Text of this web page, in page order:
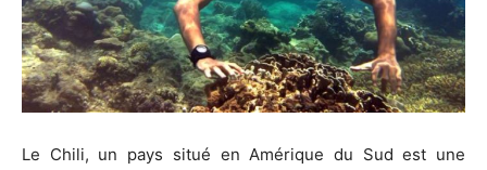
Le Chili, un pays situé en Amérique du Sud est une